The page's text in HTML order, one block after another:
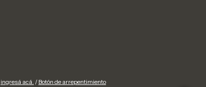
ingresá acá. / Botón de arrepentimiento